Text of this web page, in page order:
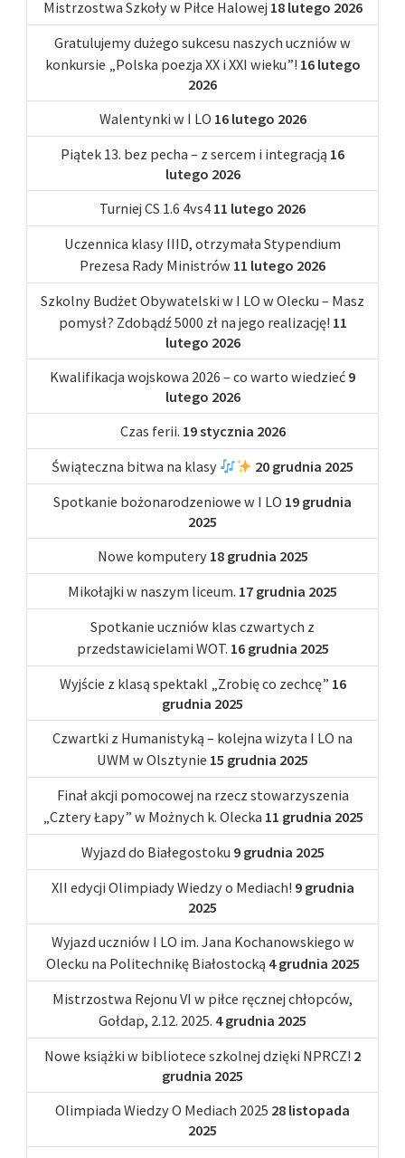
Mistrzostwa Szkoły w Piłce Halowej 18 lutego 2026
Gratulujemy dużego sukcesu naszych uczniów w
konkursie „Polska poezja XX i XXI wieku”! 16 lutego
2026
Walentynki w I LO 16 lutego 2026
Piątek 13. bez pecha – z sercem i integracją 16
lutego 2026
Turniej CS 1.6 4vs4 11 lutego 2026
Uczennica klasy IIID, otrzymała Stypendium
Prezesa Rady Ministrów 11 lutego 2026
Szkolny Budżet Obywatelski w I LO w Olecku – Masz
pomysł? Zdobądź 5000 zł na jego realizację! 11
lutego 2026
Kwalifikacja wojskowa 2026 – co warto wiedzieć 9
lutego 2026
Czas ferii. 19 stycznia 2026
Świąteczna bitwa na klasy
20 grudnia 2025
Spotkanie bożonarodzeniowe w I LO 19 grudnia
2025
Nowe komputery 18 grudnia 2025
Mikołajki w naszym liceum. 17 grudnia 2025
Spotkanie uczniów klas czwartych z
przedstawicielami WOT. 16 grudnia 2025
Wyjście z klasą spektakl „Zrobię co zechcę” 16
grudnia 2025
Czwartki z Humanistyką – kolejna wizyta I LO na
UWM w Olsztynie 15 grudnia 2025
Finał akcji pomocowej na rzecz stowarzyszenia
„Cztery Łapy” w Możnych k. Olecka 11 grudnia 2025
Wyjazd do Białegostoku 9 grudnia 2025
XII edycji Olimpiady Wiedzy o Mediach! 9 grudnia
2025
Wyjazd uczniów I LO im. Jana Kochanowskiego w
Olecku na Politechnikę Białostocką 4 grudnia 2025
Mistrzostwa Rejonu VI w piłce ręcznej chłopców,
Gołdap, 2.12. 2025. 4 grudnia 2025
Nowe książki w bibliotece szkolnej dzięki NPRCZ! 2
grudnia 2025
Olimpiada Wiedzy O Mediach 2025 28 listopada
2025